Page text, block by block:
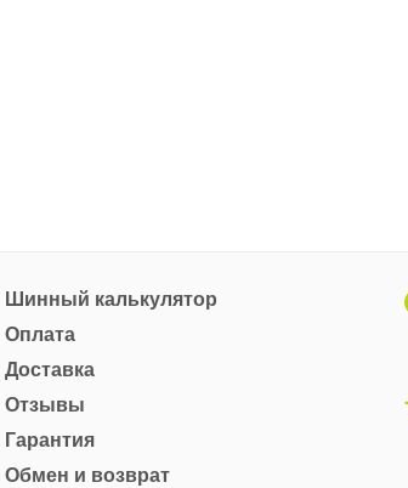
Шинный калькулятор
Оплата
Доставка
Отзывы
Гарантия
Обмен и возврат